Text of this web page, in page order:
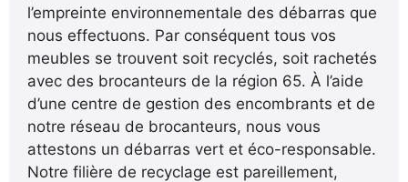
l’empreinte environnementale des débarras que
nous effectuons. Par conséquent tous vos
meubles se trouvent soit recyclés, soit rachetés
avec des brocanteurs de la région 65. À l’aide
d’une centre de gestion des encombrants et de
notre réseau de brocanteurs, nous vous
attestons un débarras vert et éco-responsable.
Notre filière de recyclage est pareillement,